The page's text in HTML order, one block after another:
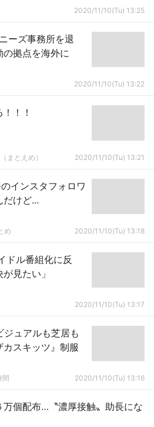
2020/11/10(Tu) 13:25
ーズ事務所を退
拠点を海外に
2020/11/10(Tu) 13:22
！！
まとえめ） 2020/11/10(Tu) 13:21
インスタフォロワ
だけど...
め 2020/11/10(Tu) 13:18
ドル番組化に反
見たい」
2020/11/10(Tu) 13:17
ジュアルも芝居も
スキッツ』制服
間 2020/11/10(Tu) 13:16
個配布…〝濃厚接触〟助長にな